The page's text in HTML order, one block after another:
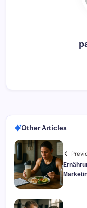
Other Articles